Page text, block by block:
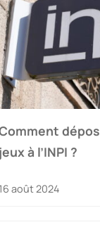
jeux à l’INPI ?
16 août 2024